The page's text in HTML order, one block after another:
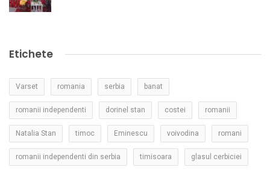
Etichete
Varset romania serbia banat
romanii independenti dorinel stan costei romanii
Natalia Stan timoc Eminescu voivodina romani
romanii independenti din serbia timisoara glasul cerbiciei